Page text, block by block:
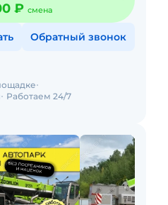
₽ смена
Обратный звонок
Работаем 24/7